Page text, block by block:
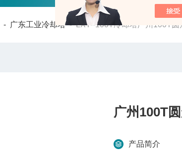
- 广东工业冷却塔-LXT--100T冷却塔广州100T圆
广州100T
产品简介